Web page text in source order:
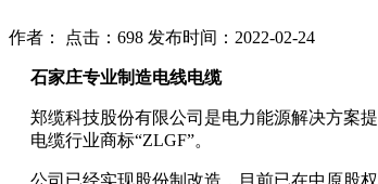
作者： 点击：698 发布时间：2022-02-24
石家庄专业制造电线电缆
郑缆科技股份有限公司是电力能源解决方案
电缆行业商标“ZLGF”。